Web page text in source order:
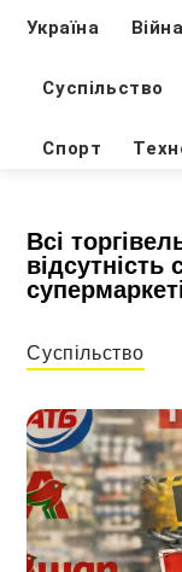
Україна Війна
Суспільство
Спорт
Всі
відсутність
Суспільство